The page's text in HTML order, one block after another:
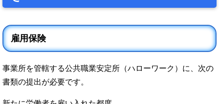
雇用保険
事業所を管轄する公共職業安定所（ハローワーク）に、次の
書類の提出が必要です。